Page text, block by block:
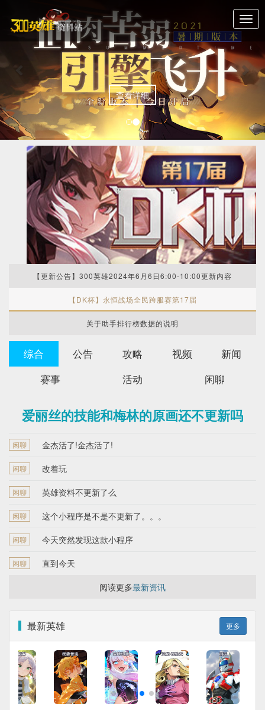
查看详细
Previous
【更新公告】300英雄2024年6月6日6:00-10:00更新内容
【DK杯】永恒战场全民跨服赛第17届
关于助手排行榜数据的说明
综合 公告 攻略 视频
新闻
赛事
活动 闲聊
爱丽丝的技能和梅林的原画还不更新吗
闲聊 金杰活了!金杰活了!
闲聊 改着玩
闲聊 英雄资料不更新了么
闲聊 这个小程序是不是不更新了。。。
闲聊 今天突然发现这款小程序
闲聊
直到今天
阅读更多最新资讯
最新英雄 更多